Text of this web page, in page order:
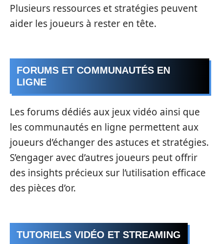
Plusieurs ressources et stratégies peuvent
aider les joueurs à rester en tête.
FORUMS ET COMMUNAUTÉS EN
LIGNE
Les forums dédiés aux jeux vidéo ainsi que
les communautés en ligne permettent aux
joueurs d’échanger des astuces et stratégies.
S’engager avec d’autres joueurs peut offrir
des insights précieux sur l’utilisation efficace
des pièces d’or.
TUTORIELS VIDÉO ET STREAMING